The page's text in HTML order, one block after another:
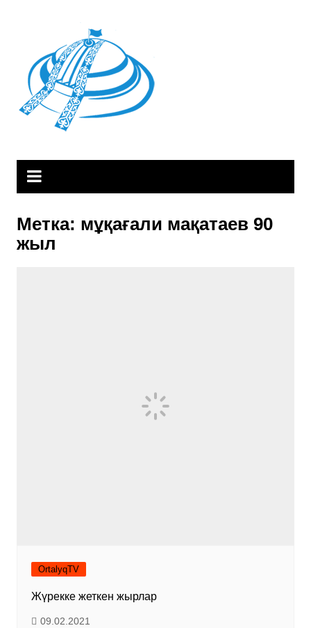
Метка: мұқағали мақатаев 90
жыл
OrtalyqTV
Жүрекке жеткен жырлар
09.02.2021